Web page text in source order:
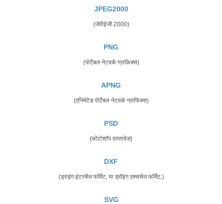
JPEG2000
(जेपीईजी 2000)
PNG
(पोर्टेबल नेटवर्क ग्राफ़िक्स)
APNG
(एनिमेटेड पोर्टेबल नेटवर्क ग्राफिक्स)
PSD
(फोटोशॉप दस्तावेज़)
DXF
(ड्राइंग इंटरचेंज फॉर्मेट, या ड्रॉइंग एक्सचेंज फॉर्मेट,)
SVG